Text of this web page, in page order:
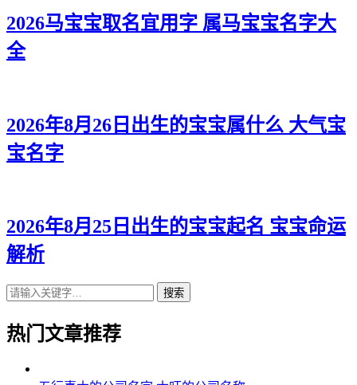
2026马宝宝取名宜用字 属马宝宝名字大
全
2026年8月26日出生的宝宝属什么 大气宝
宝名字
2026年8月25日出生的宝宝起名 宝宝命运
解析
搜索
热门文章推荐